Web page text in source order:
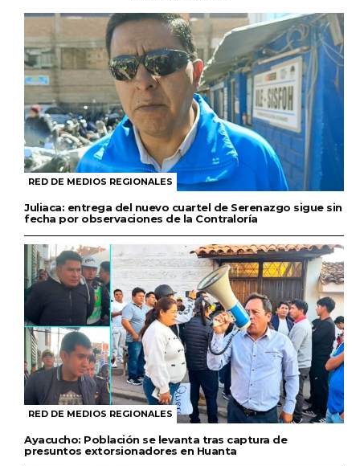
RED DE MEDIOS REGIONALES
Juliaca: entrega del nuevo cuartel de Serenazgo sigue sin
fecha por observaciones de la Contraloría
RED DE MEDIOS REGIONALES
Ayacucho: Población se levanta tras captura de
presuntos extorsionadores en Huanta